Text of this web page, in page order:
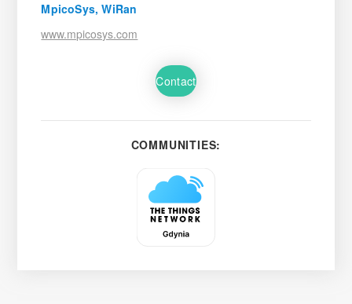
MpicoSys, WiRan
www.mpicosys.com
Contact
COMMUNITIES: